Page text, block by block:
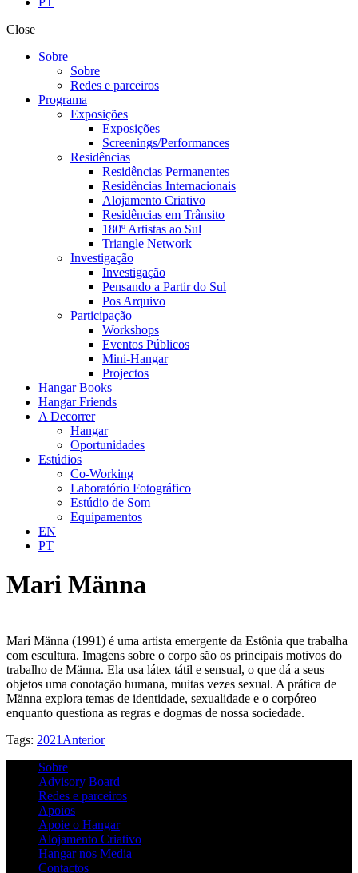
Close
Sobre
Sobre
Redes e parceiros
Programa
Exposições
Exposições
Screenings/Performances
Residências
Residências Permanentes
Residências Internacionais
Alojamento Criativo
Residências em Trânsito
180º Artistas ao Sul
Triangle Network
Investigação
Investigação
Pensando a Partir do Sul
Pos Arquivo
Participação
Workshops
Eventos Públicos
Mini-Hangar
Projectos
Hangar Books
Hangar Friends
A Decorrer
Hangar
Oportunidades
Estúdios
Co-Working
Laboratório Fotográfico
Estúdio de Som
Equipamentos
EN
PT
Mari Männa
Mari Männa (1991) é uma artista emergente da Estônia que trabalha
com escultura. Imagens sobre o corpo são os principais motivos do
trabalho de Männa. Ela usa látex tátil e sensual, o que dá a seus
objetos uma conotação humana, muitas vezes sexual. A prática de
Männa explora temas de identidade, sexualidade e o corpóreo
enquanto questiona as regras e dogmas de nossa sociedade.
Tags: 2021 Anterior
Sobre
Advisory Board
Redes e parceiros
Apoios
Apoie o Hangar
Alojamento Criativo
Hangar nos Media
Contactos